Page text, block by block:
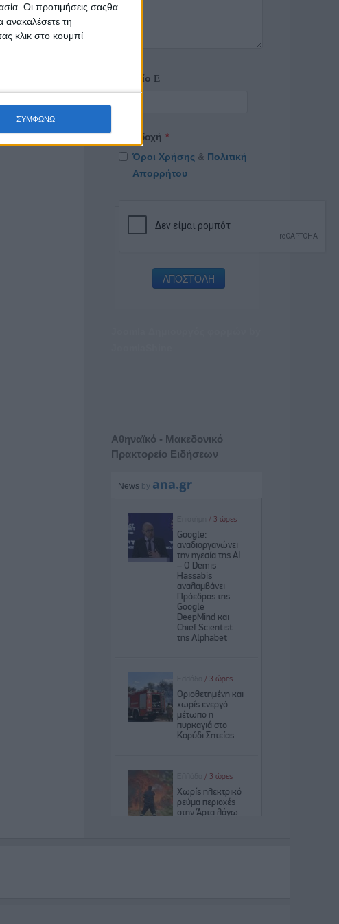
Οι προτιμήσεις σαςθα
ανακαλέσετε τη
κλικ στο κουμπί
ΣΥΜΦΩΝΩ
η συνέχεια
λέξεων.
Αρχείο
Αποδοχή *
Όροι Χρήσης & Πολιτική
Απορρήτου
ΑΠΟΣΤΟΛΗ
Αθηναϊκό - Μακεδονικό
Πρακτορείο Ειδήσεων